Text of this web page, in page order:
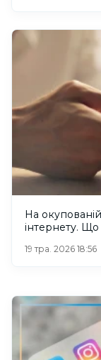
На
інтернету. Що
19 тра. 2026 18:56